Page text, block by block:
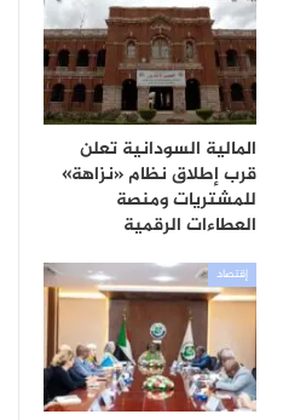
المالية السودانية تعلن
قرب إطلاق نظام «نزاهة»
للمشتريات ومنصة
العطاءات الرقمية
إقتصاد